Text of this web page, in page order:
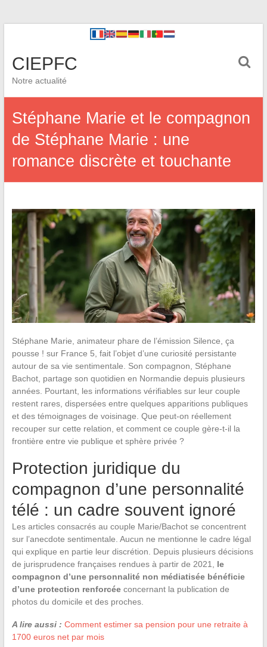
CIEPFC
Notre actualité
Stéphane Marie et le compagnon
de Stéphane Marie : une
romance discrète et touchante
Stéphane Marie, animateur phare de l’émission Silence, ça
pousse ! sur France 5, fait l’objet d’une curiosité persistante
autour de sa vie sentimentale. Son compagnon, Stéphane
Bachot, partage son quotidien en Normandie depuis plusieurs
années. Pourtant, les informations vérifiables sur leur couple
restent rares, dispersées entre quelques apparitions publiques
et des témoignages de voisinage. Que peut-on réellement
recouper sur cette relation, et comment ce couple gère-t-il la
frontière entre vie publique et sphère privée ?
Protection juridique du
compagnon d’une personnalité
télé : un cadre souvent ignoré
Les articles consacrés au couple Marie/Bachot se concentrent
sur l’anecdote sentimentale. Aucun ne mentionne le cadre légal
qui explique en partie leur discrétion. Depuis plusieurs décisions
de jurisprudence françaises rendues à partir de 2021, le
compagnon d’une personnalité non médiatisée bénéficie
d’une protection renforcéeconcernant la publication de
photos du domicile et des proches.
A lire aussi : Comment estimer sa pension pour une retraite à
1700 euros net par mois